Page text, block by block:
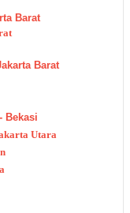
Barat
Barat
Bekasi
Utara